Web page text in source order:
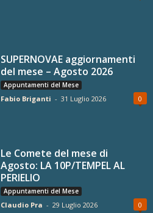
SUPERNOVAE aggiornamenti
del mese – Agosto 2026
Appuntamenti del Mese
Fabio Briganti - 31 Luglio 2026 0
Le Comete del mese di
Agosto: LA 10P/TEMPEL AL
PERIELIO
Appuntamenti del Mese
Claudio Pra - 29 Luglio 2026 0